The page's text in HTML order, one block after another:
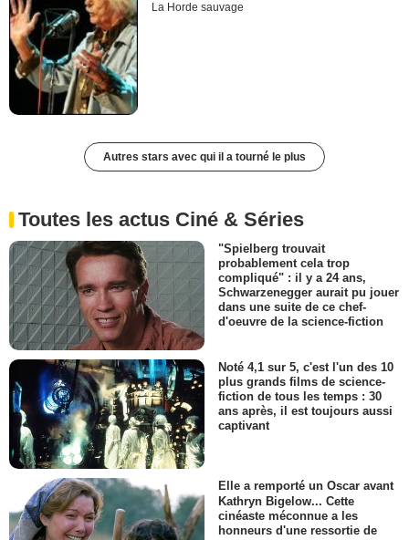
La Horde sauvage
Autres stars avec qui il a tourné le plus
Toutes les actus Ciné & Séries
"Spielberg trouvait
probablement cela trop
compliqué" : il y a 24 ans,
Schwarzenegger aurait pu jouer
dans une suite de ce chef-
d'oeuvre de la science-fiction
Noté 4,1 sur 5, c'est l'un des 10
plus grands films de science-
fiction de tous les temps : 30
ans après, il est toujours aussi
captivant
Elle a remporté un Oscar avant
Kathryn Bigelow... Cette
cinéaste méconnue a les
honneurs d'une ressortie de